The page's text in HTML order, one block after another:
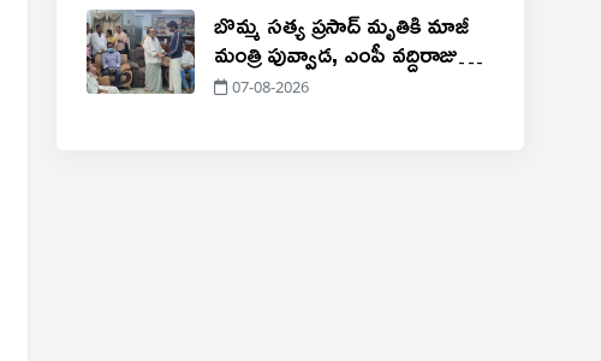
బొమ్మ సత్య ప్రసాద్ మృతికి మాజీ
మంత్రి పువ్వాడ, ఎంపీ వద్దిరాజు
సంతాపం
07-08-2026